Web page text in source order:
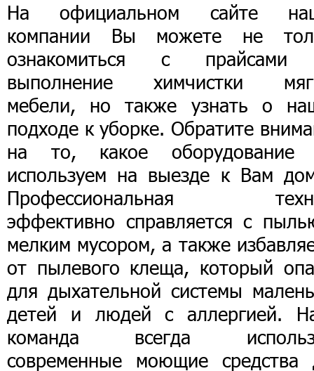
На официальном сайте
компании Вы можете не
ознакомиться с прайсами
выполнение химчистки
мебели, но также узнать о
подходе к уборке. Обратите
на то, какое
используем на выезде к Вам
Профессиональная
эффективно справляется с
мелким мусором, а также
от пылевого клеща, который
для дыхательной системы
детей и людей с аллергией.
команда всегда
современные моющие средства